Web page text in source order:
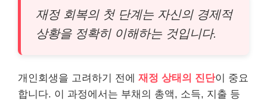
재정 회복의 첫 단계는 자신의 경제적
상황을 정확히 이해하는 것입니다.
개인회생을 고려하기 전에 재정 상태의 진단이 중요
합니다. 이 과정에서는 부채의 총액, 소득, 지출 등